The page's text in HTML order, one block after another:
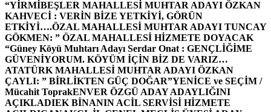
“YİRMİBEŞLER MAHALLESİ MUHTAR ADAYI ÖZKAN
KAHVECİ : VERİN BİZE YETKİYİ, GÖRÜN
ETKİYİ….ÖZAL MAHALLESİ MUHTAR ADAYI TUNCAY
GÖKMEN: ” ÖZAL MAHALLESİ HİZMETE DOYACAK
“Güney Köyü Muhtarı Adayı Serdar Onat : GENÇLİĞİME
GÜVENİYORUM. KÖYÜM İÇİN BİZ DE VARIZ…
ATATÜRK MAHALLESİ MUHTAR ADAYI ÖZKAN
ÇAYLI: ” BİRLİKTEN GÜÇ DOĞAR”YENİCE ve SEÇİM /
Mücahit ToprakENVER ÖZGÜ ADAY ADAYLIĞINI
AÇIKLADIEK BİNANIN ACİL SERVİSİ HİZMETE